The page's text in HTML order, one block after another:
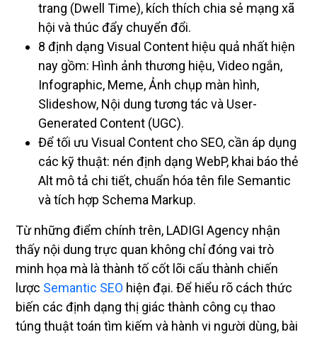
trang (Dwell Time), kích thích chia sẻ mạng xã
hội và thúc đẩy chuyển đổi.
8 định dạng Visual Content hiệu quả nhất hiện
nay gồm: Hình ảnh thương hiệu, Video ngắn,
Infographic, Meme, Ảnh chụp màn hình,
Slideshow, Nội dung tương tác và User-
Generated Content (UGC).
Để tối ưu Visual Content cho SEO, cần áp dụng
các kỹ thuật: nén định dạng WebP, khai báo thẻ
Alt mô tả chi tiết, chuẩn hóa tên file Semantic
và tích hợp Schema Markup.
Từ những điểm chính trên, LADIGI Agency nhận
thấy nội dung trực quan không chỉ đóng vai trò
minh họa mà là thành tố cốt lõi cấu thành chiến
lược Semantic SEO hiện đại. Để hiểu rõ cách thức
biến các định dạng thị giác thành công cụ thao
túng thuật toán tìm kiếm và hành vi người dùng, bài